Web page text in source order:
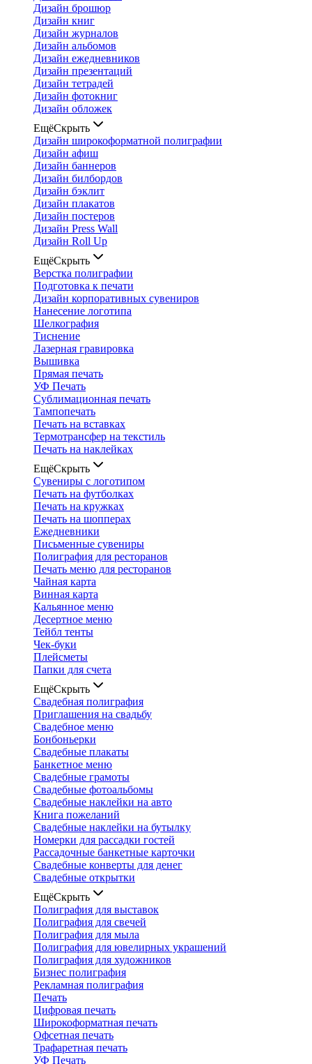
Дизайн брошюр
Дизайн книг
Дизайн журналов
Дизайн альбомов
Дизайн ежедневников
Дизайн презентаций
Дизайн тетрадей
Дизайн фотокниг
Дизайн обложек
ЕщёСкрыть
Дизайн широкоформатной полиграфии
Дизайн афиш
Дизайн баннеров
Дизайн билбордов
Дизайн бэклит
Дизайн плакатов
Дизайн постеров
Дизайн Press Wall
Дизайн Roll Up
ЕщёСкрыть
Верстка полиграфии
Подготовка к печати
Дизайн корпоративных сувениров
Нанесение логотипа
Шелкография
Тиснение
Лазерная гравировка
Вышивка
Прямая печать
УФ Печать
Сублимационная печать
Тампопечать
Печать на вставках
Термотрансфер на текстиль
Печать на наклейках
ЕщёСкрыть
Сувениры с логотипом
Печать на футболках
Печать на кружках
Печать на шопперах
Ежедневники
Письменные сувениры
Полиграфия для ресторанов
Печать меню для ресторанов
Чайная карта
Винная карта
Кальянное меню
Десертное меню
Тейбл тенты
Чек-буки
Плейсметы
Папки для счета
ЕщёСкрыть
Свадебная полиграфия
Приглашения на свадьбу
Свадебное меню
Бонбоньерки
Свадебные плакаты
Банкетное меню
Свадебные грамоты
Свадебные фотоальбомы
Свадебные наклейки на авто
Книга пожеланий
Свадебные наклейки на бутылку
Номерки для рассадки гостей
Рассадочные банкетные карточки
Свадебные конверты для денег
Свадебные открытки
ЕщёСкрыть
Полиграфия для выставок
Полиграфия для свечей
Полиграфия для мыла
Полиграфия для ювелирных украшений
Полиграфия для художников
Бизнес полиграфия
Рекламная полиграфия
Печать
Цифровая печать
Широкоформатная печать
Офсетная печать
Трафаретная печать
УФ Печать